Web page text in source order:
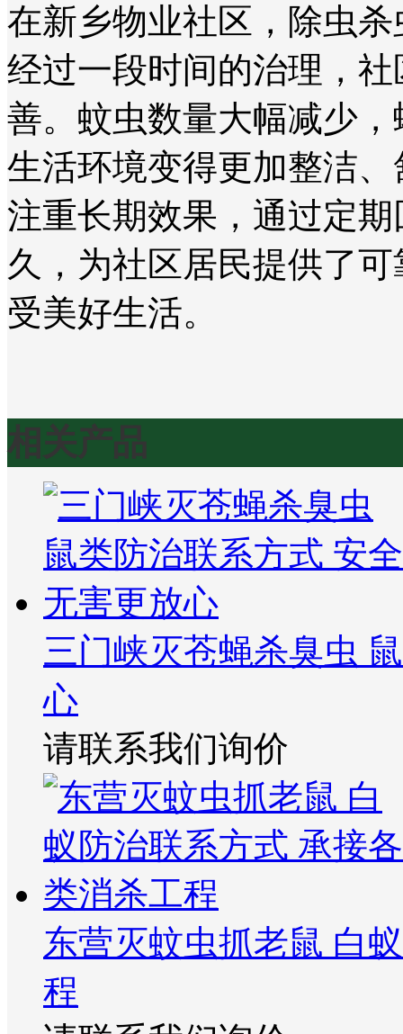
在新乡物业社区，除虫
经过一段时间的治理，
善。蚊虫数量大幅减少
生活环境变得更加整洁
注重长期效果，通过定
久，为社区居民提供了
受美好生活。
相关产品
三门峡灭苍蝇杀臭虫
心
请联系我们询价
东营灭蚊虫抓老鼠 白
程